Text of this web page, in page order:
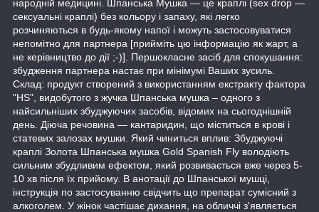
народній медицині. Шпанська Мушка ― це краплі (sex drop ―
сексуальні краплі) без кольору і запаху, які легко
розчиняються в будь-якому напої і можуть застосовуватися
непомітно для партнера [прийміть цю інформацію як жарт, а
не керівництво до дії ;-)]. Першокласне засіб для спокушання:
збудження партнера настає при мінімумі Ваших зусиль.
Склад: продукт створений з використанням екстракту фактора
"HS", видобутого з жучка Шпанська мушка – одного з
найсильніших збуджуючих засобів, відомих на сьогоднішній
день. Діюча речовина ― кантаридин, що міститься в крові і
статевих залозах мушки. Який чиниться вплив: Збуджуючі
краплі Золота Шпанська мушка Gold Spanish Fly володіють
сильним збудливим ефектом, який розвивається вже через 5-
10 хв після їх прийому. В анотації до Шпанської мушці,
інструкція по застосуванню свідчить що препарат сумісний з
алкоголем. У жінок частішає дихання, на обличчі з'являється